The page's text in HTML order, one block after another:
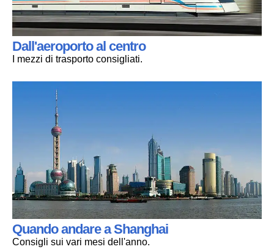
Dall'aeroporto al centro
I mezzi di trasporto consigliati.
Quando andare a Shanghai
Consigli sui vari mesi dell'anno.